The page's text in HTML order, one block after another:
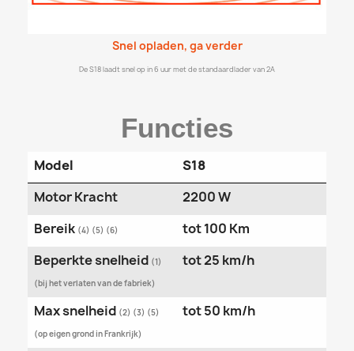
Snel opladen, ga verder
De S18 laadt snel op in 6 uur met de standaardlader van 2A
Functies
Model
S18
Motor Kracht
2200 W
Bereik (4) (5) (6)
tot 100 Km
Beperkte snelheid (1)
(bij het verlaten van de fabriek)
tot 25 km/h
Max snelheid (2) (3) (5)
(op eigen grond in Frankrijk)
tot 50 km/h